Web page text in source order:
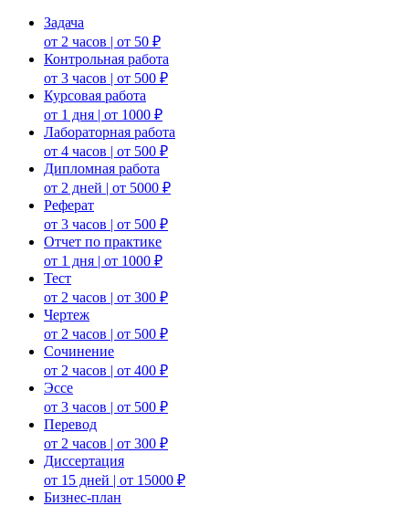
Задача
от 2 часов | от 50 ₽
Контрольная работа
от 3 часов | от 500 ₽
Курсовая работа
от 1 дня | от 1000 ₽
Лабораторная работа
от 4 часов | от 500 ₽
Дипломная работа
от 2 дней | от 5000 ₽
Реферат
от 3 часов | от 500 ₽
Отчет по практике
от 1 дня | от 1000 ₽
Тест
от 2 часов | от 300 ₽
Чертеж
от 2 часов | от 500 ₽
Сочинение
от 2 часов | от 400 ₽
Эссе
от 3 часов | от 500 ₽
Перевод
от 2 часов | от 300 ₽
Диссертация
от 15 дней | от 15000 ₽
Бизнес-план